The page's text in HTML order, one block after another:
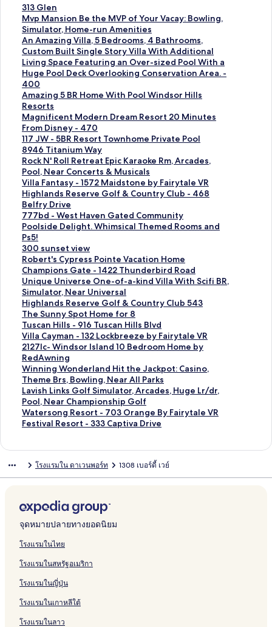
313 Glen
ลิ
ง
ก์
ม
า
ต
ร
ฐ
า
น
สำ
ห
รั
บ
3
1
3
G
l
e
n
Mvp Mansion Be the MVP of Your Vacay: Bowling,
Simulator, Home-run Amenities
ลิ
ง
ก์
ม
า
ต
ร
ฐ
า
น
สำ
ห
รั
บ
M
v
p
M
a
n
s
i
o
n
B
e
t
h
e
M
V
P
o
f
Y
o
u
r
y
o
w
l
i
g
S
i
m
u
An Amazing Villa, 5 Bedrooms, 4 Bathrooms,
Custom Built Single Story Villa With Additional
Living Space Featuring an Over-sized Pool With a
Huge Pool Deck Overlooking Conservation Area. -
400
ลิ
ง
ก์
ม
า
ต
ร
ฐ
า
น
สำ
ห
รั
บ
A
n
A
m
a
z
i
n
g
V
i
l
l
a
,
5
B
e
d
r
o
o
B
h
r
o
o
s
C
u
s
t
Amazing 5 BR Home With Pool Windsor Hills
Resorts
ลิ
ง
ก์
ม
า
ต
ร
ฐ
า
น
สำ
ห
รั
บ
A
m
a
z
i
n
g
5
B
R
H
o
m
e
W
i
t
l
n
d
s
o
H
l
l
s
R
Magnificent Modern Dream Resort 20 Minutes
From Disney - 470
ลิ
ง
ก์
ม
า
ต
ร
ฐ
า
น
สำ
ห
รั
บ
M
a
g
n
i
f
i
c
e
n
t
M
o
d
e
e
R
e
s
o
t
0
M
i
n
117 JW - 5BR Resort Townhome Private Pool
ลิ
ง
ก์
ม
า
ต
ร
ฐ
า
น
สำ
ห
รั
บ
1
1
7
J
W
-
5
B
R
R
e
s
o
w
o
m
e
P
i
a
t
e
P
8946 Titanium Way
ลิ
ง
ก์
ม
า
ต
ร
ฐ
า
น
สำ
ห
รั
บ
8
9
4
6
T
i
t
a
n
i
u
m
Rock N' Roll Retreat Epic Karaoke Rm, Arcades,
Pool, Near Concerts & Musicals
ลิ
ง
ก์
ม
า
ต
ร
ฐ
า
น
สำ
ห
รั
บ
R
o
c
k
N
'
R
o
l
l
R
a
p
i
c
K
r
o
k
e
R
Villa Fantasy - 1572 Maidstone by Fairytale VR
ลิ
ง
ก์
ม
า
ต
ร
ฐ
า
น
สำ
ห
รั
บ
V
i
l
l
a
F
a
n
t
1
2
M
a
i
s
o
n
e
b
Highlands Reserve Golf & Country Club - 468
Belfry Drive
ลิ
ง
ก์
ม
า
ต
ร
ฐ
า
น
สำ
ห
รั
บ
H
i
g
h
l
a
n
d
e
e
G
o
l
&
o
u
n
t
777bd - West Haven Gated Community
ลิ
ง
ก์
ม
า
ต
ร
ฐ
า
น
สำ
ห
รั
บ
7
7
7
b
d
-
H
e
n
G
a
e
C
o
m
m
Poolside Delight. Whimsical Themed Rooms and
Ps5!
ลิ
ง
ก์
ม
า
ต
ร
ฐ
า
น
สำ
ห
รั
บ
P
o
o
l
s
e
g
h
t
.
h
m
s
i
c
300 sunset view
ลิ
ง
ก์
ม
า
ต
ร
ฐ
า
น
สำ
ห
รั
บ
3
0
0
e
i
e
w
Robert's Cypress Pointe Vacation Home
ลิ
ง
ก์
ม
า
ต
ร
ฐ
า
น
สำ
ห
รั
บ
R
o
'
y
p
r
e
s
o
i
n
t
Champions Gate - 1422 Thunderbird Road
ลิ
ง
ก์
ม
า
ต
ร
ฐ
า
น
สำ
ห
รั
บ
C
i
s
G
a
t
-
4
2
2
T
Unique Universe One-of-a-kind Villa With Scifi BR,
Simulator, Near Universal
ลิ
ง
ก์
ม
า
ต
ร
ฐ
า
น
สำ
ห
รั
บ
u
n
i
v
e
s
O
n
e
-
Highlands Reserve Golf & Country Club 543
ลิ
ง
ก์
ม
า
ต
ร
ฐ
า
น
สำ
ห
g
a
n
d
s
e
e
r
v
e
The Sunny Spot Home for 8
ลิ
ง
ก์
ม
า
ต
ร
ฐ
า
น
สำ
h
u
n
n
y
p
t
H
o
m
Tuscan Hills - 916 Tuscan Hills Blvd
ลิ
ง
ก์
ม
า
ต
ร
ฐ
า
น
T
c
a
n
H
l
s
-
9
1
Villa Cayman - 132 Lockbreeze by Fairytale VR
ลิ
ง
ก์
ม
า
ต
ร
ฐ
า
บ
l
l
a
C
y
a
n
-
1
2127lc- Windsor Island 10 Bedroom Home by
RedAwning
ลิ
ง
ก์
ม
า
ต
ร
ฐ
รั
1
2
7
l
-
i
n
d
s
Winning Wonderland Hit the Jackpot: Casino,
Theme Brs, Bowling, Near All Parks
ลิ
ง
ก์
ม
า
ต
สำ
บ
W
i
n
i
g
W
o
n
Lavish Links Golf Simulator, Arcades, Huge Lr/dr,
Pool, Near Championship Golf
ลิ
ง
ก์
ม
า
ห
รั
บ
L
v
s
h
L
i
Watersong Resort - 703 Orange By Fairytale VR
ลิ
ง
ร
น
สำ
ห
รั
W
t
e
r
s
Festival Resort - 333 Captiva Drive
ลิ
ต
า
น
สำ
ห
บ
e
s
t
i
โรงแรมใน ดาเวนพอร์ท 1308 เบอร์ดี้ เวย์
จุดหมายปลายทางยอดนิยม
โรงแรมในไทย
โรงแรมในสหรัฐอเมริกา
โรงแรมในญี่ปุ่น
โรงแรมในเกาหลีใต้
โรงแรมในลาว